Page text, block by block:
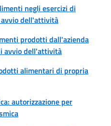
negli esercizi di
dell'attività
prodotti dall'azienda
avvio dell'attività
alimentari di propria
autorizzazione per